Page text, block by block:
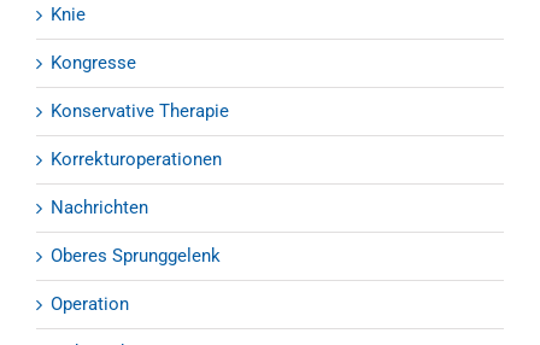
Knie
Kongresse
Konservative Therapie
Korrekturoperationen
Nachrichten
Oberes Sprunggelenk
Operation